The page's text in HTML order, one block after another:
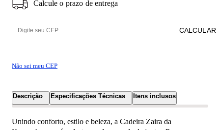
Calcule o prazo de entrega
Não sei meu CEP
CALCULAR
Descrição Especificações Técnicas Itens inclusos
Unindo conforto, estilo e beleza, a Cadeira Zaira da